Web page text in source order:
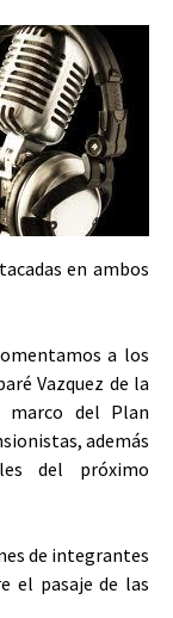
en ambos
a los
Vazquez de la
del Plan
además
del próximo
de integrantes
el pasaje de las